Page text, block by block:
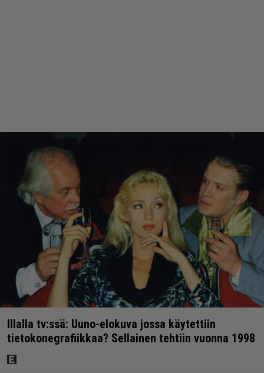
Illalla tv:ssä: Uuno-elokuva jossa käytettiin
tietokonegrafiikkaa? Sellainen tehtiin vuonna 1998